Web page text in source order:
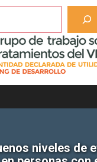
niveles de